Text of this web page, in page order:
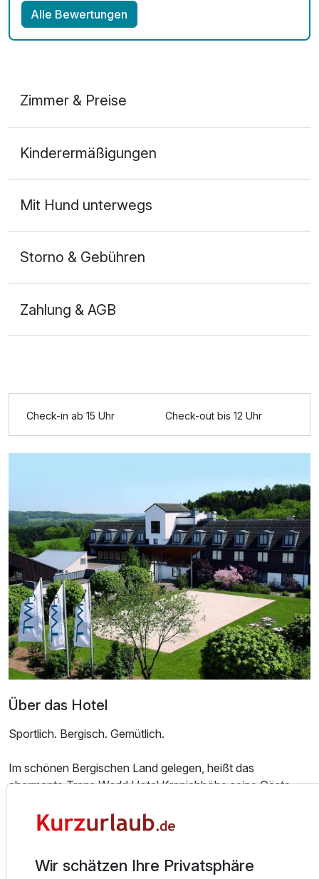
Alle Bewertungen
Zimmer & Preise
2 Erwachsene
Zusatznächte
Für 3 Tage p.P. ab235,00 €
Doppelzimmer zur Einzelnutzung
1 Erwachsenen
Kinderermäßigungen
Mit Hund unterwegs
Storno & Gebühren
Zahlung & AGB
Check-in ab 15 Uhr Check-out bis 12 Uhr
Über das Hotel
Sportlich. Bergisch. Gemütlich.
Im schönen Bergischen Land gelegen, heißt das
charmante Trans World Hotel Kranichhöhe seine Gäste
Bei uns, unmittelbar vor den Toren Kölns, werden sowohl
Sport-, Aktiv- und Wellnesswünsche erfüllt, als auch
Die ausgezeichnete Frischeküche, das leger-elegante
Wir schätzen Ihre Privatsphäre